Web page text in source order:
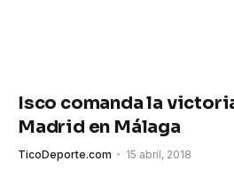
Isco comanda la
Madrid en Málaga
TicoDeporte.com 15 abril, 2018